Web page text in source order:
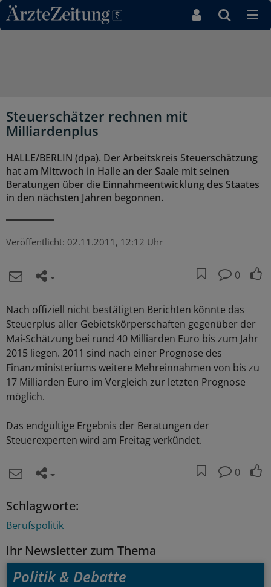
Direkt zum Inhaltsbereich
Steuerschätzer rechnen mit
Milliardenplus
HALLE/BERLIN (dpa). Der Arbeitskreis Steuerschätzung
hat am Mittwoch in Halle an der Saale mit seinen
Beratungen über die Einnahmeentwicklung des Staates
in den nächsten Jahren begonnen.
Veröffentlicht: 02.11.2011, 12:12 Uhr
0
Nach offiziell nicht bestätigten Berichten könnte das
Steuerplus aller Gebietskörperschaften gegenüber der
Mai-Schätzung bei rund 40 Milliarden Euro bis zum Jahr
2015 liegen. 2011 sind nach einer Prognose des
Finanzministeriums weitere Mehreinnahmen von bis zu
17 Milliarden Euro im Vergleich zur letzten Prognose
möglich.
Das endgültige Ergebnis der Beratungen der
Steuerexperten wird am Freitag verkündet.
0
Schlagworte:
Berufspolitik
Ihr Newsletter zum Thema
Politik & Debatte